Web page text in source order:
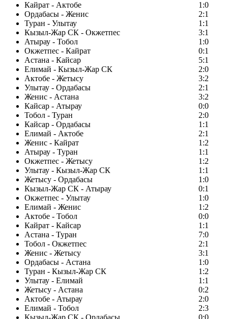
Кайрат - Актобе
1:0
Ордабасы - Женис
2:1
Туран - Улытау
1:1
Кызыл-Жар СК - Окжетпес
3:1
Атырау - Тобол
1:0
Окжетпес - Кайрат
0:1
Астана - Кайсар
5:1
Елимай - Кызыл-Жар СК
2:0
Актобе - Жетысу
3:2
Улытау - Ордабасы
2:1
Женис - Астана
3:2
Кайсар - Атырау
0:0
Тобол - Туран
2:0
Кайсар - Ордабасы
1:1
Елимай - Актобе
2:1
Женис - Кайрат
1:2
Атырау - Туран
1:1
Окжетпес - Жетысу
1:2
Улытау - Кызыл-Жар СК
1:1
Жетысу - Ордабасы
1:0
Кызыл-Жар СК - Атырау
0:1
Окжетпес - Улытау
1:0
Елимай - Женис
1:2
Актобе - Тобол
0:0
Кайрат - Кайсар
1:1
Астана - Туран
7:0
Тобол - Окжетпес
2:1
Женис - Жетысу
3:1
Ордабасы - Астана
1:0
Туран - Кызыл-Жар СК
1:2
Улытау - Елимай
1:1
Жетысу - Астана
0:2
Актобе - Атырау
2:0
Елимай - Тобол
2:3